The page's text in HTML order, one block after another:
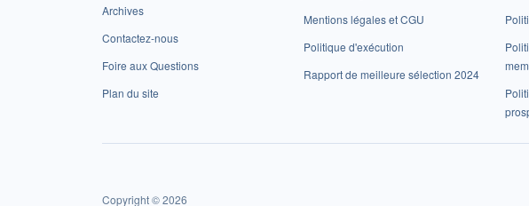
Archives
Contactez-nous
Foire aux Questions
Plan du site
Mentions légales et CGU
Politique d'exécution
Rapport de meilleure sélection 2024
Copyright © 2026